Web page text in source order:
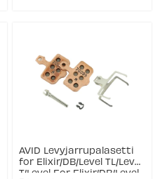
AVID Levyjarrupalasetti
for Elixir/DB/Level TL/Level
T/Level For Elixir/DB/Level